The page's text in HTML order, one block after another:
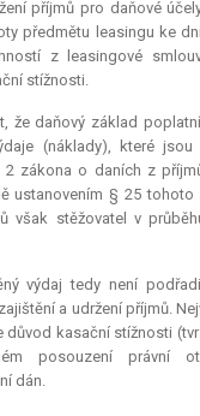
příjmů pro daňové
předmětu leasingu ke
z leasingové
stížnosti.
že daňový základ
(náklady), které jsou
2 zákona o daních z
ustanovením § 25 tohoto
však stěžovatel v
výdaj tedy není
a udržení příjmů.
důvod kasační stížnosti
posouzení právní
dán.